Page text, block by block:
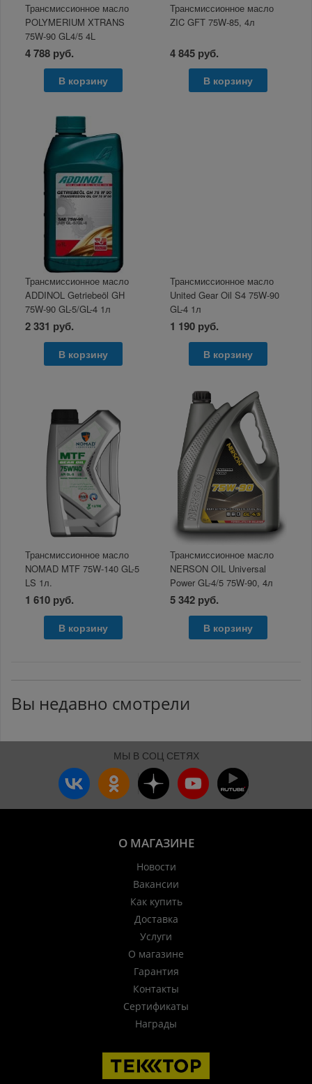
Трансмиссионное масло
POLYMERIUM XTRANS
75W-90 GL4/5 4L
4 788 руб.
В корзину
Трансмиссионное масло
ZIC GFT 75W-85, 4л
4 845 руб.
В корзину
Трансмиссионное масло
ADDINOL Getriebeöl GH
75W-90 GL-5/GL-4 1л
2 331 руб.
В корзину
Трансмиссионное масло
United Gear Oil S4 75W-90
GL-4 1л
1 190 руб.
В корзину
Трансмиссионное масло
NOMAD MTF 75W-140 GL-5
LS 1л.
1 610 руб.
В корзину
Трансмиссионное масло
NERSON OIL Universal
Power GL-4/5 75W-90, 4л
5 342 руб.
В корзину
Вы недавно смотрели
МЫ В СОЦ СЕТЯХ
О МАГАЗИНЕ
Новости
Вакансии
Как купить
Доставка
Услуги
О магазине
Гарантия
Контакты
Сертификаты
Награды